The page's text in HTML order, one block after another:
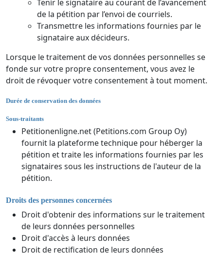
Tenir le signataire au courant de l’avancement
de la pétition par l’envoi de courriels.
Transmettre les informations fournies par le
signataire aux décideurs.
Lorsque le traitement de vos données personnelles se
fonde sur votre propre consentement, vous avez le
droit de révoquer votre consentement à tout moment.
Durée de conservation des données
Sous-traitants
Petitionenligne.net (Petitions.com Group Oy)
fournit la plateforme technique pour héberger la
pétition et traite les informations fournies par les
signataires sous les instructions de l'auteur de la
pétition.
Droits des personnes concernées
Droit d'obtenir des informations sur le traitement
de leurs données personnelles
Droit d'accès à leurs données
Droit de rectification de leurs données